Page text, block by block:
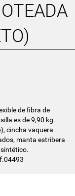
de fibra de
es de 9,90 kg.
cincha vaquera
manta estribera